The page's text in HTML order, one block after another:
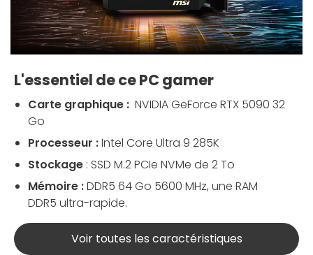
L'essentiel de ce PC gamer
Carte graphique : NVIDIA GeForce RTX 5090 32
Go
Processeur :Intel Core Ultra 9 285K
Stockage : SSD M.2 PCIe NVMe de 2 To
Mémoire :DDR5 64 Go 5600 MHz, une RAM
DDR5 ultra-rapide.
Voir toutes les caractéristiques